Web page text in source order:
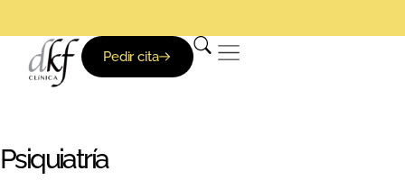
Pedir cita
Psiquiatría